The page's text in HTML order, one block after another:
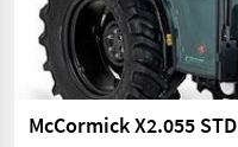
McCormick X2.055 STD